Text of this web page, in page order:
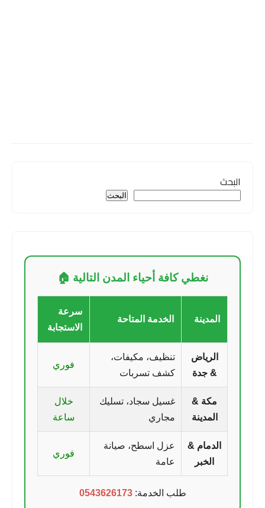
البحث
البحث
نغطي كافة أحياء المدن التالية 🏠
المدينة الخدمة المتاحة
سرعة
الاستجابة
الرياض
& جدة
تنظيف، مكيفات،
كشف تسربات
فوري
مكة &
المدينة
غسيل سجاد، تسليك
مجاري
خلال
ساعة
الدمام &
الخبر
عزل اسطح، صيانة
عامة
فوري
طلب الخدمة:0543626173